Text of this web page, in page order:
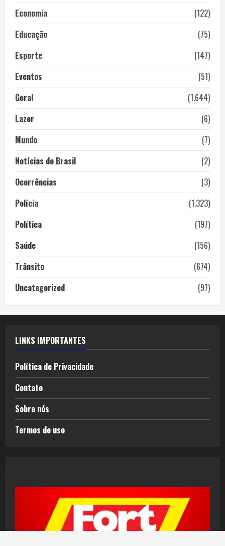
Economia
(122)
Educação
(75)
Esporte
(147)
Eventos
(51)
Geral
(1.644)
Lazer
(6)
Mundo
(7)
Notícias do Brasil
(2)
Ocorrências
(3)
Polícia
(1.323)
Política
(197)
Saúde
(156)
Trânsito
(674)
Uncategorized
(97)
LINKS IMPORTANTES
Política de Privacidade
Contato
Sobre nós
Termos de uso